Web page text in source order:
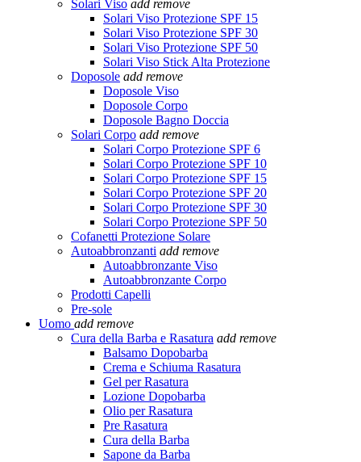
Solari Viso add remove
Solari Viso Protezione SPF 15
Solari Viso Protezione SPF 30
Solari Viso Protezione SPF 50
Solari Viso Stick Alta Protezione
Doposole add remove
Doposole Viso
Doposole Corpo
Doposole Bagno Doccia
Solari Corpo add remove
Solari Corpo Protezione SPF 6
Solari Corpo Protezione SPF 10
Solari Corpo Protezione SPF 15
Solari Corpo Protezione SPF 20
Solari Corpo Protezione SPF 30
Solari Corpo Protezione SPF 50
Cofanetti Protezione Solare
Autoabbronzanti add remove
Autoabbronzante Viso
Autoabbronzante Corpo
Prodotti Capelli
Pre-sole
Uomo add remove
Cura della Barba e Rasatura add remove
Balsamo Dopobarba
Crema e Schiuma Rasatura
Gel per Rasatura
Lozione Dopobarba
Olio per Rasatura
Pre Rasatura
Cura della Barba
Sapone da Barba